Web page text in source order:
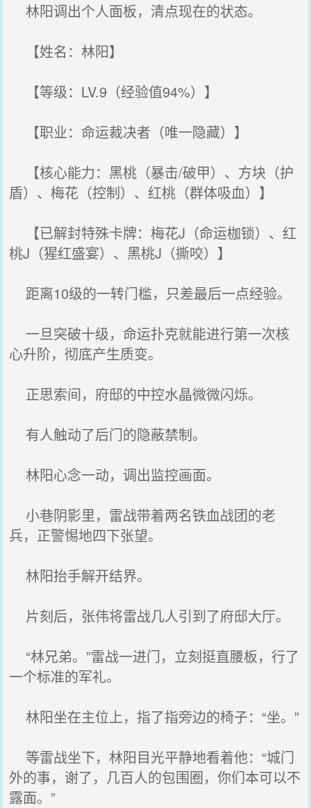
林阳调出个人面板，清点现在的状态。
【姓名：林阳】
【等级：LV.9（经验值94%）】
【职业：命运裁决者（唯一隐藏）】
【核心能力：黑桃（暴击/破甲）、方块（护
盾）、梅花（控制）、红桃（群体吸血）】
【已解封特殊卡牌：梅花J（命运枷锁）、红
桃J（猩红盛宴）、黑桃J（撕咬）】
距离10级的一转门槛，只差最后一点经验。
一旦突破十级，命运扑克就能进行第一次核
心升阶，彻底产生质变。
正思索间，府邸的中控水晶微微闪烁。
有人触动了后门的隐蔽禁制。
林阳心念一动，调出监控画面。
小巷阴影里，雷战带着两名铁血战团的老
兵，正警惕地四下张望。
林阳抬手解开结界。
片刻后，张伟将雷战几人引到了府邸大厅。
“林兄弟。”雷战一进门，立刻挺直腰板，行了
一个标准的军礼。
林阳坐在主位上，指了指旁边的椅子：“坐。”
等雷战坐下，林阳目光平静地看着他：“城门
外的事，谢了，几百人的包围圈，你们本可以不
露面。”